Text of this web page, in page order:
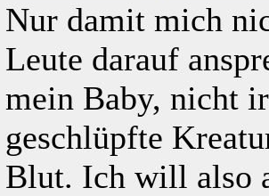
Nur damit mich
Leute darauf
mein Baby, nicht
geschlüpfte
Blut. Ich will also